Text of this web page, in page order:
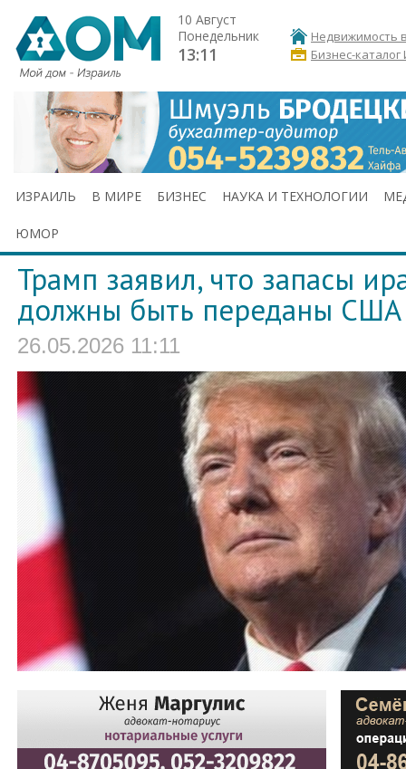
10 Август
Понедельник
13:11
Недвижимость
Бизнес-каталог
ИЗРАИЛЬ В МИРЕ БИЗНЕС НАУКА И ТЕХНОЛОГИИ
ЮМОР
Трамп заявил, что запасы
должны быть переданы
26.05.2026 11:11